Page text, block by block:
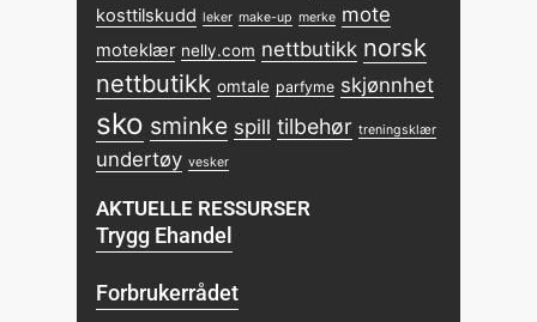
kosttilskudd leker make-up merke mote
moteklær nelly.com nettbutikk norsk
nettbutikk omtale parfyme skjønnhet
sko sminke spill tilbehør treningsklær
undertøy vesker
AKTUELLE RESSURSER
Trygg Ehandel
Forbrukerrådet